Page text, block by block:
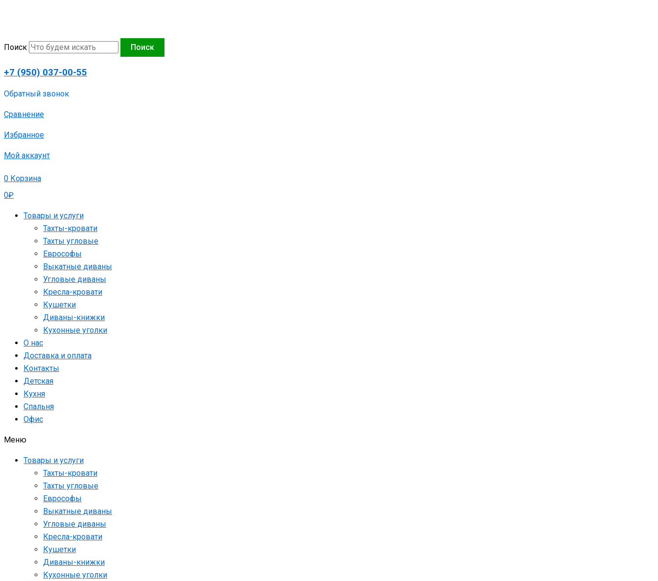
Поиск
Поиск
+7 (950) 037-00-55
Обратный звонок
Сравнение
Избранное
Мой аккаунт
0₽
0 Корзина
Товары и услуги
Тахты-кровати
Тахты угловые
Еврософы
Выкатные диваны
Угловые диваны
Кресла-кровати
Кушетки
Диваны-книжки
Кухонные уголки
О нас
Доставка и оплата
Контакты
Детская
Кухня
Спальня
Офис
Меню
Товары и услуги
Тахты-кровати
Тахты угловые
Еврософы
Выкатные диваны
Угловые диваны
Кресла-кровати
Кушетки
Диваны-книжки
Кухонные уголки